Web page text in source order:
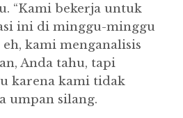
“Kami bekerja untuk
ini di minggu-minggu
kami menganalisis
Anda tahu, tapi
karena kami tidak
umpan silang.